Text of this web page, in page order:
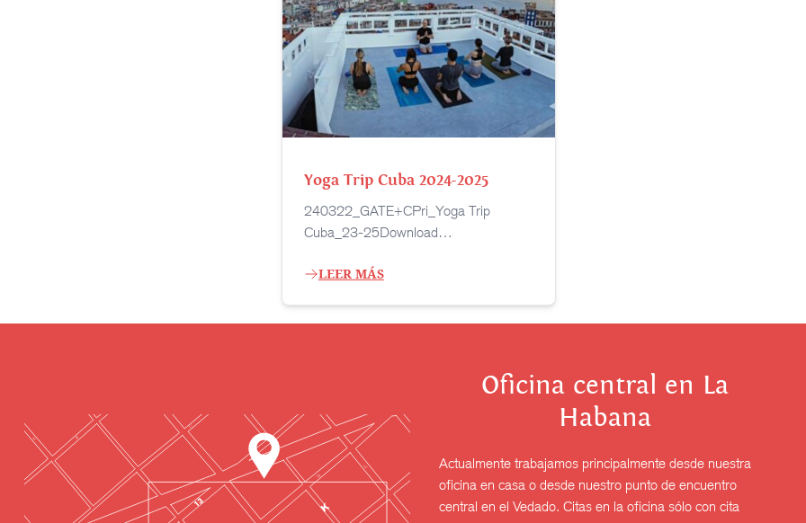
Yoga Trip Cuba 2024-2025
240322_GATE+CPri_Yoga Trip
Cuba_23-25Download…
LEER MÁS
Oficina central en La
Habana
Actualmente trabajamos principalmente desde nuestra
oficina en casa o desde nuestro punto de encuentro
central en el Vedado. Citas en la oficina sólo con cita